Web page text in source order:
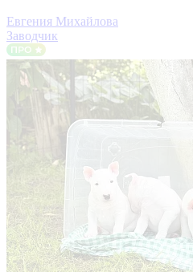
Евгения Михайлова
Заводчик